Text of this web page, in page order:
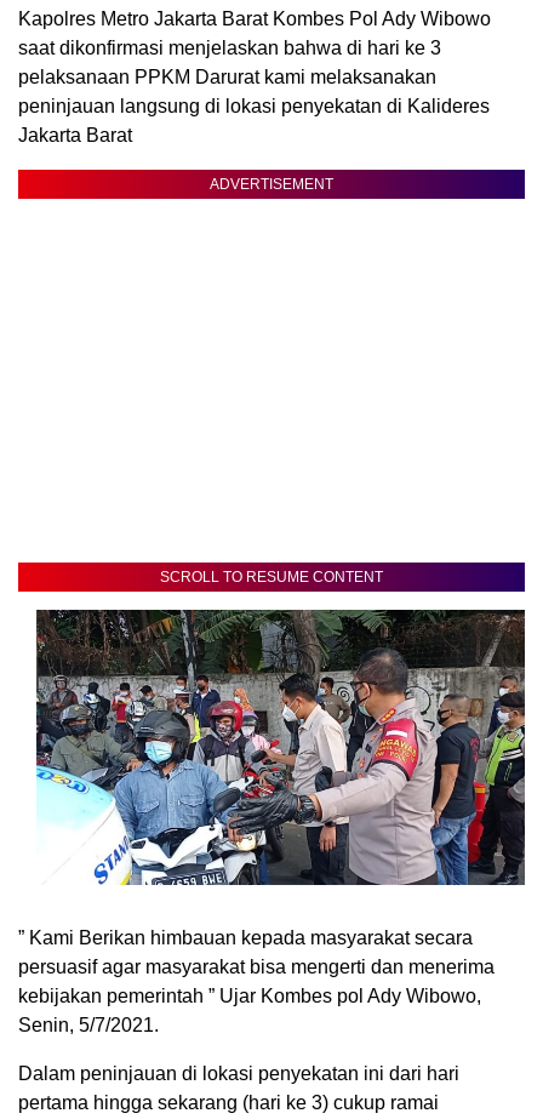
Kapolres Metro Jakarta Barat Kombes Pol Ady Wibowo
saat dikonfirmasi menjelaskan bahwa di hari ke 3
pelaksanaan PPKM Darurat kami melaksanakan
peninjauan langsung di lokasi penyekatan di Kalideres
Jakarta Barat
ADVERTISEMENT
SCROLL TO RESUME CONTENT
” Kami Berikan himbauan kepada masyarakat secara
persuasif agar masyarakat bisa mengerti dan menerima
kebijakan pemerintah ” Ujar Kombes pol Ady Wibowo,
Senin, 5/7/2021.
Dalam peninjauan di lokasi penyekatan ini dari hari
pertama hingga sekarang (hari ke 3) cukup ramai